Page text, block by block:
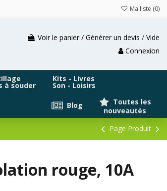
Ma liste (0)
Voir le panier / Générer un devis / Vide
Connexion
à souder
Kits - Livres
Son - Loisirs
Toutes les
nouveautés
Blog
Page Produit
rouge, 10A